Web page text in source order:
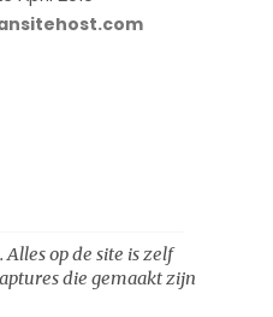
op de site is zelf
die gemaakt zijn